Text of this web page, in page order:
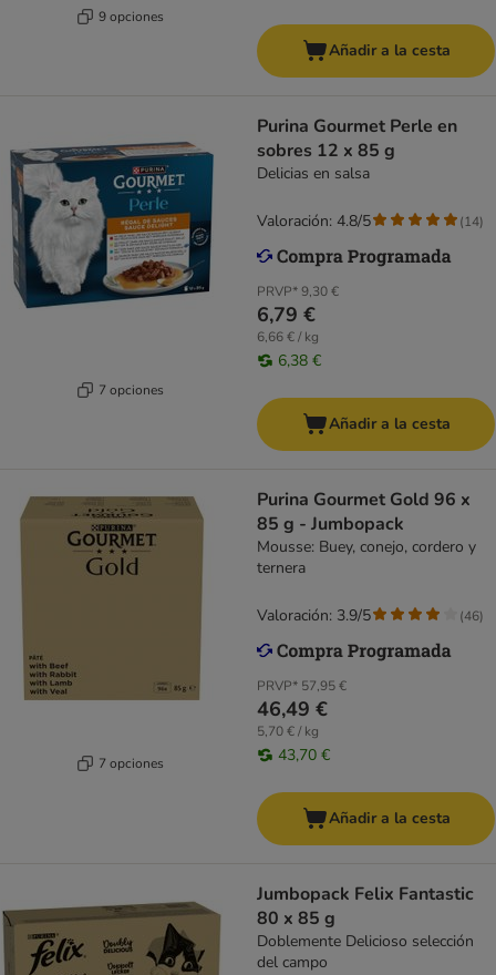
9 opciones
Añadir a la cesta
7 opciones
Purina Gourmet Perle en
sobres 12 x 85 g
Delicias en salsa
PRVP*9,30 €
6,79 €
6,66 € / kg
6,38 €
Valoración: 4.8/5 (14)
Añadir a la cesta
7 opciones
Purina Gourmet Gold 96 x
85 g - Jumbopack
Mousse: Buey, conejo, cordero y
ternera
PRVP* 57,95 €
46,49 €
5,70 € / kg
43,70 €
Valoración: 3.9/5 (46)
Añadir a la cesta
Jumbopack Felix Fantastic
80 x 85 g
Doblemente Delicioso selección
del campo